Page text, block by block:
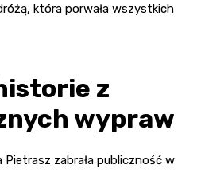
która porwała wszystkich
z
wypraw
zabrała publiczność w